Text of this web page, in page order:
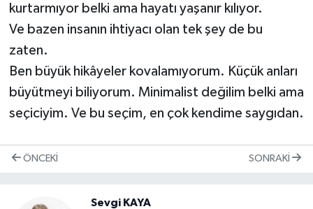
kurtarmıyor belki ama hayatı yaşanır kılıyor.
Ve bazen insanın ihtiyacı olan tek şey de bu
zaten.
Ben büyük hikâyeler kovalamıyorum. Küçük anları
büyütmeyi biliyorum. Minimalist değilim belki ama
seçiciyim. Ve bu seçim, en çok kendime saygıdan.
ÖNCEKI SONRAKI
Sevgi KAYA